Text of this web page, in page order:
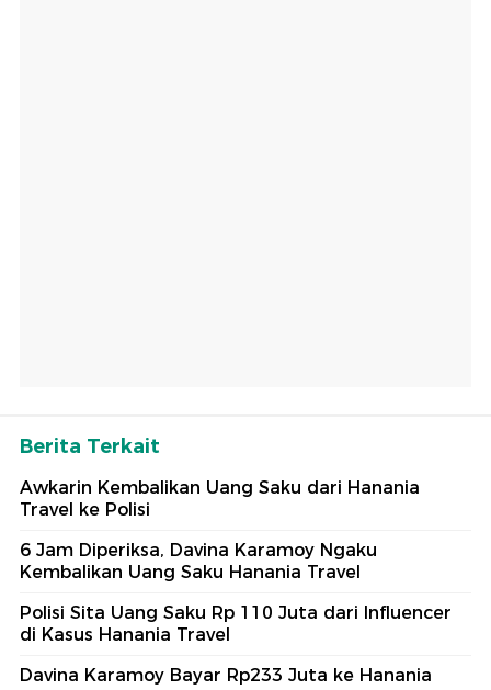
Berita Terkait
Awkarin Kembalikan Uang Saku dari Hanania
Travel ke Polisi
6 Jam Diperiksa, Davina Karamoy Ngaku
Kembalikan Uang Saku Hanania Travel
Polisi Sita Uang Saku Rp 110 Juta dari Influencer
di Kasus Hanania Travel
Davina Karamoy Bayar Rp233 Juta ke Hanania